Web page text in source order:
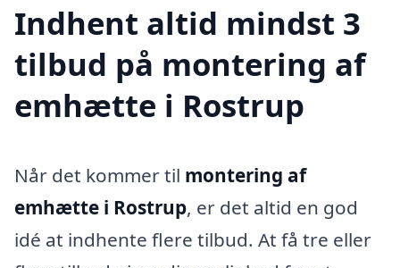
Indhent altid mindst 3
tilbud på montering af
emhætte i Rostrup
Når det kommer til montering af
emhætte i Rostrup, er det altid en god
idé at indhente flere tilbud. At få tre eller